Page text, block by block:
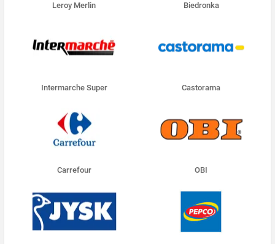
Leroy Merlin Biedronka
Intermarche Super Castorama
Carrefour OBI